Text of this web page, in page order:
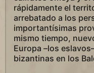
rápidamente el
arrebatado a los
importantísimas
mismo tiempo,
Europa –los
bizantinas en los